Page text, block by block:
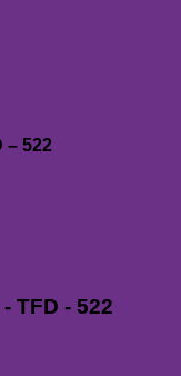
– 522
TFD - 522